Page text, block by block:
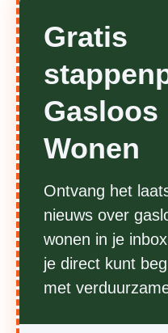
Gratis
Gasloos
Wonen
Ontvang het
nieuws over
wonen in je
je direct kunt
met